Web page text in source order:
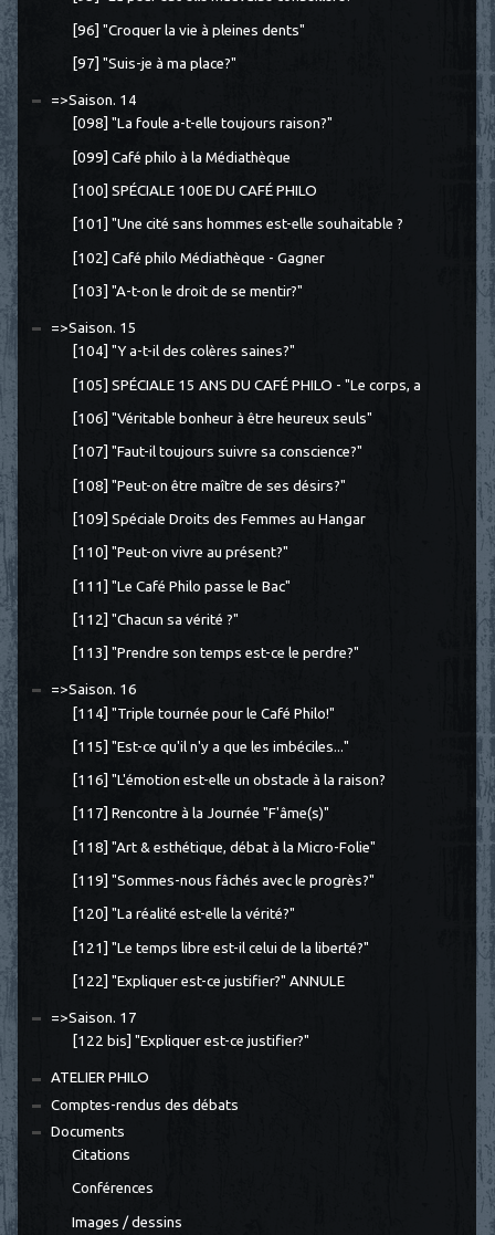
[96] "Croquer la vie à pleines dents"
[97] "Suis-je à ma place?"
=>Saison. 14
[098] "La foule a-t-elle toujours raison?"
[099] Café philo à la Médiathèque
[100] SPÉCIALE 100E DU CAFÉ PHILO
[101] "Une cité sans hommes est-elle souhaitable ?
[102] Café philo Médiathèque - Gagner
[103] "A-t-on le droit de se mentir?"
=>Saison. 15
[104] "Y a-t-il des colères saines?"
[105] SPÉCIALE 15 ANS DU CAFÉ PHILO - "Le corps, a
[106] "Véritable bonheur à être heureux seuls"
[107] "Faut-il toujours suivre sa conscience?"
[108] "Peut-on être maître de ses désirs?"
[109] Spéciale Droits des Femmes au Hangar
[110] "Peut-on vivre au présent?"
[111] "Le Café Philo passe le Bac"
[112] "Chacun sa vérité ?"
[113] "Prendre son temps est-ce le perdre?"
=>Saison. 16
[114] "Triple tournée pour le Café Philo!"
[115] "Est-ce qu'il n'y a que les imbéciles..."
[116] "L'émotion est-elle un obstacle à la raison?
[117] Rencontre à la Journée "F'âme(s)"
[118] "Art & esthétique, débat à la Micro-Folie"
[119] "Sommes-nous fâchés avec le progrès?"
[120] "La réalité est-elle la vérité?"
[121] "Le temps libre est-il celui de la liberté?"
[122] "Expliquer est-ce justifier?" ANNULE
=>Saison. 17
[122 bis] "Expliquer est-ce justifier?"
ATELIER PHILO
Comptes-rendus des débats
Documents
Citations
Conférences
Images / dessins